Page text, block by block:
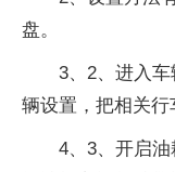
盘。
3、2、进入
辆设置，把相关行
4、3、开启